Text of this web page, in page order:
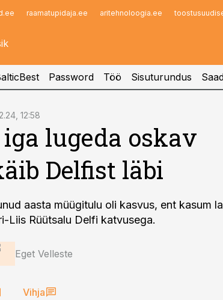
raamatupidaja.ee aritehnoloogia.ee
Password Töö Sisuturundus
12:58
lugeda oskav
Delfist läbi
aasta müügitulu oli kasvus, ent kasum
Liis Rüütsalu Delfi katvusega.
Eget Velleste
Vihja